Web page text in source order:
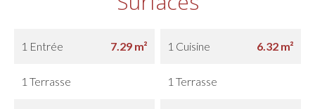
1 Entrée 7.29 m² 1 Cuisine 6.32 m²
1 Terrasse 1 Terrasse